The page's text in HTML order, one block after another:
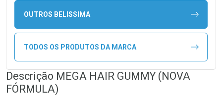
OUTROS BELISSIMA
TODOS OS PRODUTOS DA MARCA
Descrição MEGA HAIR GUMMY (NOVA
FÓRMULA)